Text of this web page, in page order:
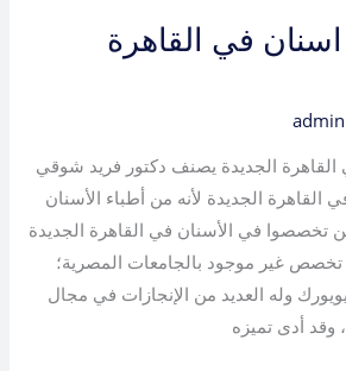
في القاهرة
admin
الجديدة يصنف دكتور فريد شوقي
القاهرة الجديدة لأنه من أطباء الأسنان
تخصصوا في الأسنان في القاهرة الجديدة
غير موجود بالجامعات المصرية؛
وله العديد من الإنجازات في مجال
وقد أدى تميزه